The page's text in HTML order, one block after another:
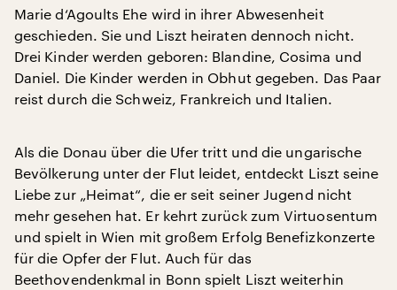
Marie d‘Agoults Ehe wird in ihrer Abwesenheit
geschieden. Sie und Liszt heiraten dennoch nicht.
Drei Kinder werden geboren: Blandine, Cosima und
Daniel. Die Kinder werden in Obhut gegeben. Das Paar
reist durch die Schweiz, Frankreich und Italien.
Als die Donau über die Ufer tritt und die ungarische
Bevölkerung unter der Flut leidet, entdeckt Liszt seine
Liebe zur „Heimat“, die er seit seiner Jugend nicht
mehr gesehen hat. Er kehrt zurück zum Virtuosentum
und spielt in Wien mit großem Erfolg Benefizkonzerte
für die Opfer der Flut. Auch für das
Beethovendenkmal in Bonn spielt Liszt weiterhin